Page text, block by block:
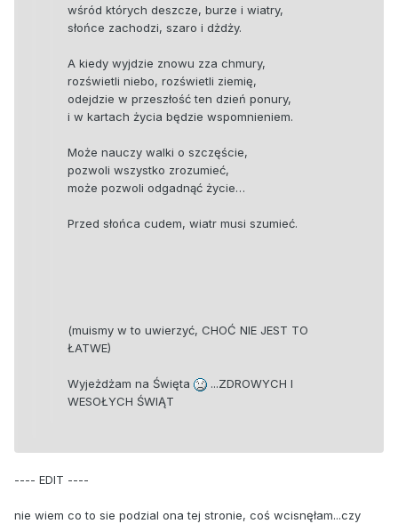
wśród których deszcze, burze i wiatry,
słońce zachodzi, szaro i dżdży.
A kiedy wyjdzie znowu zza chmury,
rozświetli niebo, rozświetli ziemię,
odejdzie w przeszłość ten dzień ponury,
i w kartach życia będzie wspomnieniem.
Może nauczy walki o szczęście,
pozwoli wszystko zrozumieć,
może pozwoli odgadnąć życie…
Przed słońca cudem, wiatr musi szumieć.
(muismy w to uwierzyć, CHOĆ NIE JEST TO
ŁATWE)
Wyjeżdżam na Święta
...ZDROWYCH I
WESOŁYCH ŚWIĄT
---- EDIT ----
nie wiem co to sie podzial ona tej stronie, coś wcisnęłam...czy